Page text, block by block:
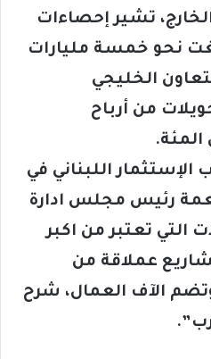
تشير إحصاءات
أنها بلغت نحو خمسة مليارات
الخليجي
من أرباح
الإستثمار اللبناني في
رئيس مجلس ادارة
التي تعتبر من اكبر
عملاقة من
الآف العمال، شرح